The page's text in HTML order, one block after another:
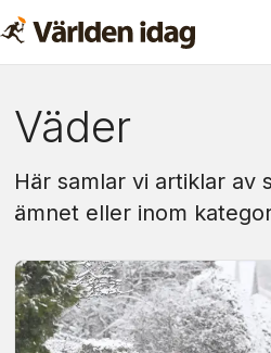
Om:
väder
Väder
Här samlar vi artiklar av
ämnet eller inom